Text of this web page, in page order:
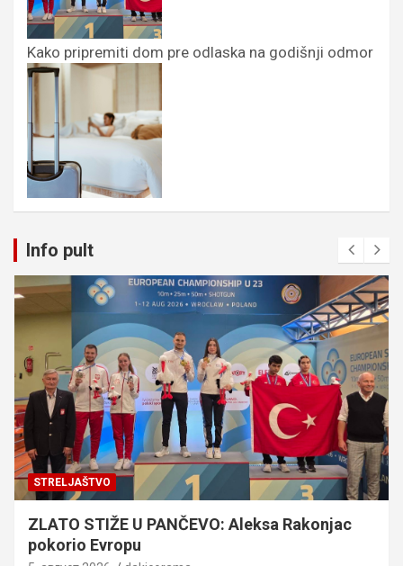
Kako pripremiti dom pre odlaska na godišnji odmor
Info pult
STRELJAŠTVO
ZLATO STIŽE U PANČEVO: Aleksa Rakonjac
pokorio Evropu